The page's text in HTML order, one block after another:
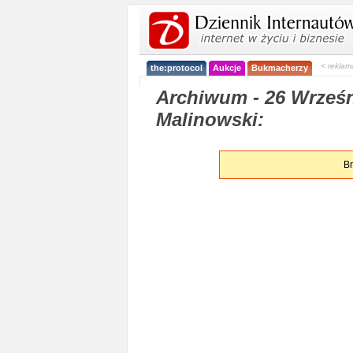
the:protocol Aukcje Bukmacherzy <
Archiwum - 26
Malinowski: